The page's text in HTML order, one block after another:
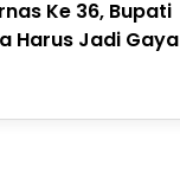
Ke 36, Bupati
Harus Jadi Gaya